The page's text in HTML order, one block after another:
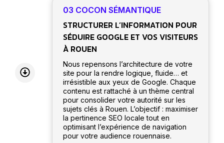
03 COCON SÉMANTIQUE
STRUCTURER L’INFORMATION POUR
SÉDUIRE GOOGLE ET VOS VISITEURS
À ROUEN
Nous repensons l’architecture de votre
site pour la rendre logique, fluide… et
irrésistible aux yeux de Google. Chaque
contenu est rattaché à un thème central
pour consolider votre autorité sur les
sujets clés à Rouen. L’objectif : maximiser
la pertinence SEO locale tout en
optimisant l’expérience de navigation
pour votre audience rouennaise.